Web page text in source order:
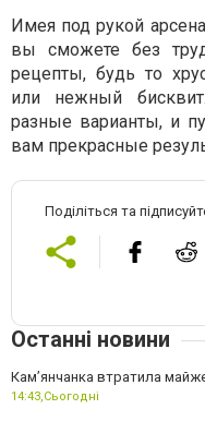
Имея под рукой
вы сможете без
рецепты, будь то
или нежный бисквит.
разные варианты, и
вам прекрасные
Поділіться та
Останні новини
Камʼянчанка втратила
14:43,Сьогодні